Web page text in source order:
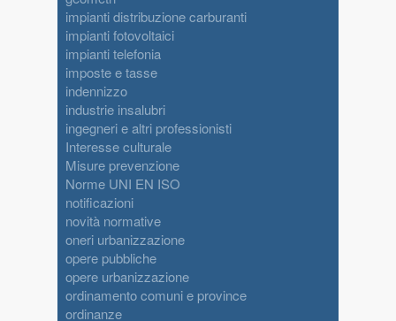
impianti distribuzione carburanti
impianti fotovoltaici
impianti telefonia
imposte e tasse
indennizzo
industrie insalubri
ingegneri e altri professionisti
Interesse culturale
Misure prevenzione
Norme UNI EN ISO
notificazioni
novità normative
oneri urbanizzazione
opere pubbliche
opere urbanizzazione
ordinamento comuni e province
ordinanze